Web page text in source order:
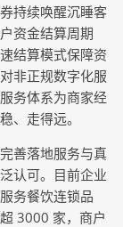
持续唤醒沉睡客
资金结算周期
结算模式保障资
非正规数字化服
务体系为商家经
、走得远。
善落地服务与真
认可。目前企业
务餐饮连锁品
3000 家，商户